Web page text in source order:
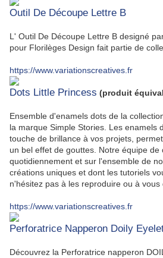
Outil De Découpe Lettre B
L' Outil De Découpe Lettre B designé
pour Florilèges Design fait partie de
https://www.variationscreatives.fr
Dots Little Princess (produit
Ensemble d'enamels dots de la
la marque Simple Stories. Les enamels
touche de brillance à vos projets,
un bel effet de gouttes. Notre équipe de
quotidiennement et sur l'ensemble de
créations uniques et dont les tutoriels
n'hésitez pas à les reproduire ou à vous
https://www.variationscreatives.fr
Perforatrice Napperon Doily
Découvrez la Perforatrice napperon